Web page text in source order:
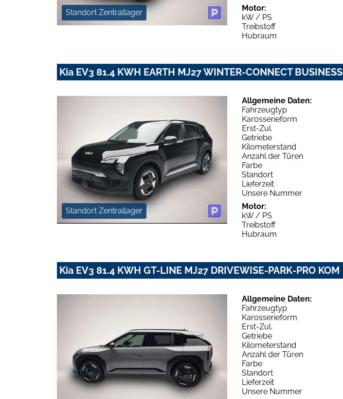
Standort Zentrallager
Motor:
kW / PS
Treibstoff
Hubraum
Kia EV3 81.4 KWH EARTH MJ27 WINTER-CONNECT BUSINESS
Standort Zentrallager
Allgemeine Daten:
Fahrzeugtyp
Karosserieform
Erst-Zul.
Getriebe
Kilometerstand
Anzahl der Türen
Farbe
Standort
Lieferzeit
Unsere Nummer
Motor:
kW / PS
Treibstoff
Hubraum
Kia EV3 81.4 KWH GT-LINE MJ27 DRIVEWISE-PARK-PRO KOM
Allgemeine Daten:
Fahrzeugtyp
Karosserieform
Erst-Zul.
Getriebe
Kilometerstand
Anzahl der Türen
Farbe
Standort
Lieferzeit
Unsere Nummer